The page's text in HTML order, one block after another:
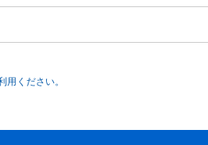
用ください。